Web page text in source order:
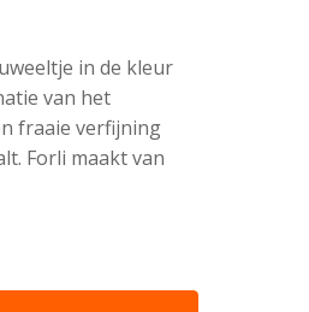
in de kleur
van het
fraaie verfijning
Forli maakt van